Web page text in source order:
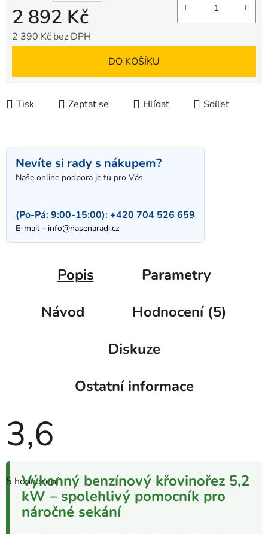
2 892 Kč
2 390 Kč bez DPH
DO KOŠÍKU
Tisk Zeptat se Hlídat Sdílet
Nevíte si rady s nákupem?
Naše online podpora je tu pro Vás
(Po-Pá: 9:00-15:00):+420 704 526 659
E-mail - info@nasenaradi.cz
Popis
Parametry
Návod
Hodnocení (5)
Diskuze
Ostatní informace
3,6
Průměrné
hodnocení
produktu
5 hodnocení
Výkonný benzínový křovinořez 5,2
kW – spolehlivý pomocník pro
náročné sekání